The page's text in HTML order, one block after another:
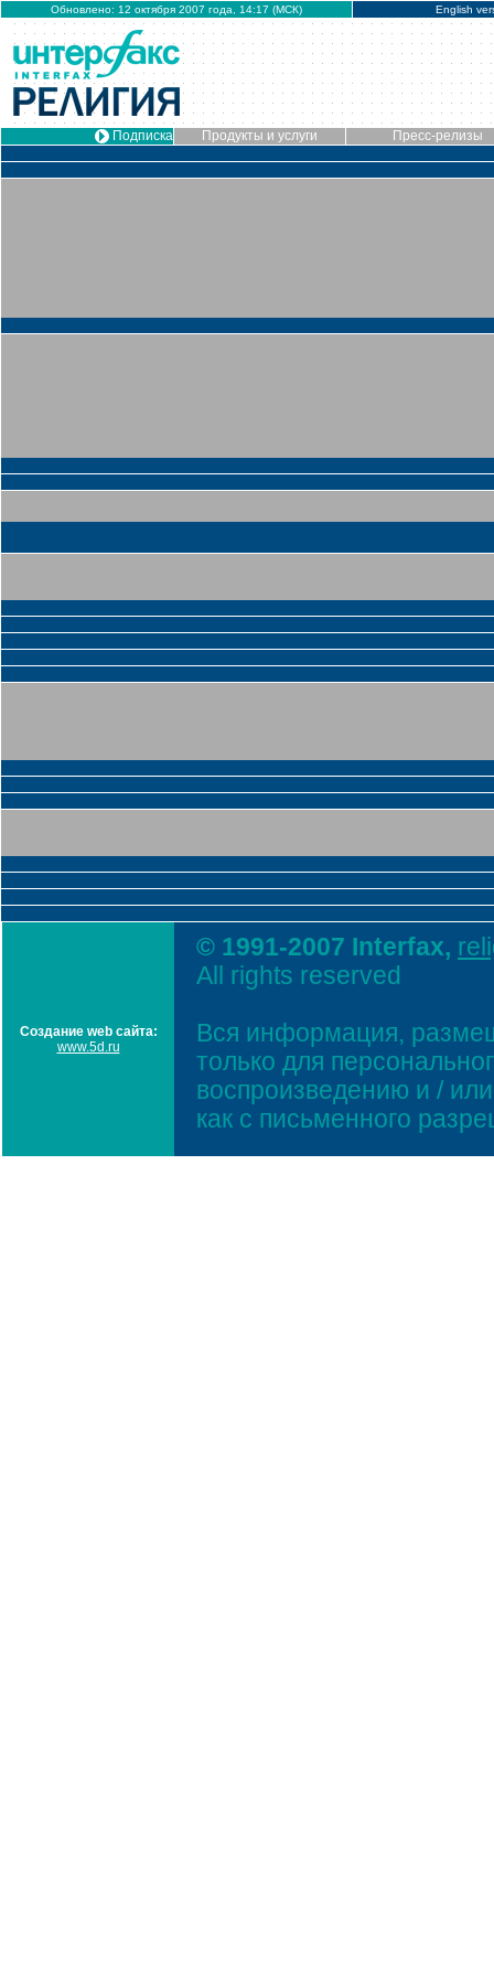
Обновлено: 12 октября 2007 года, 14:17 (МСК) English
Подписка Продукты и услуги Пресс-релизы
Создание web сайта:
www.5d.ru
© 1991-2007 Interfax,
All rights reserved
Вся информация,
только для
воспроизведению и /
как с письменного